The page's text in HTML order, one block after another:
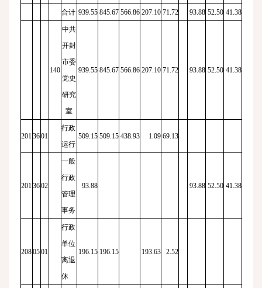
合计 939.55 845.67 566.86 207.10 71.72 93.88 52.50 41.38
140
中共
开封
市委
党史
研究
室
939.55 845.67 566.86 207.10 71.72 93.88 52.50 41.38
2013601
行政
运行
509.15 509.15 438.93 1.09 69.13
2013602
一般
行政
管理
事务
93.88 93.88 52.50 41.38
2080501
行政
单位
离退
休
196.15 196.15 193.63 2.52